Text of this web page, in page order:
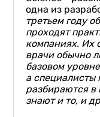
одна из
третьем году
проходят
компаниях. Их
врачи обычно
базовом
а специалисты
разбираются
знают и то, и